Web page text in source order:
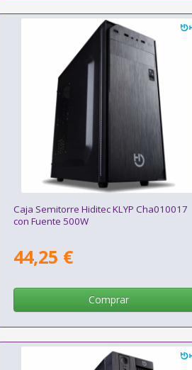
Caja Semitorre Hiditec KLYP Cha010017
con Fuente 500W
44,25 €
Comprar